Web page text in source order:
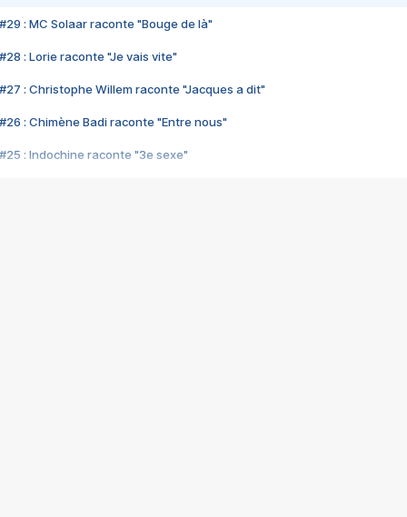
#29 : MC Solaar raconte "Bouge de là"
#28 : Lorie raconte "Je vais vite"
#27 : Christophe Willem raconte "Jacques a dit"
#26 : Chimène Badi raconte "Entre nous"
#25 : Indochine raconte "3e sexe"